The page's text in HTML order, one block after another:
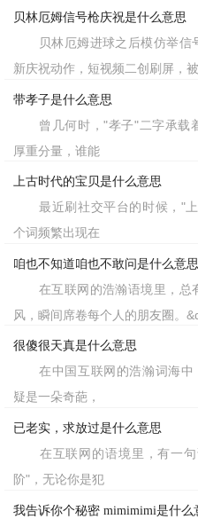
贝林厄姆信号枪庆祝是什么意思
贝林厄姆进球之后模仿举信
新庆祝动作，短视频二创刷屏，
带孝子是什么意思
曾几何时，"孝子"二字承载
厚重分量，谁能
上古时代的宝贝是什么意思
最近刷社交平台的时候，"上
个词频繁出现在
咱也不知道咱也不敢问是什么意思
在互联网的浩瀚语境里，总
风，瞬间席卷每个人的朋友圈。
很傻很天真是什么意思
在中国互联网的浩瀚词海中
疑是一朵奇葩，
已老实，求放过是什么意思
在互联网的语境里，有一句
阶"，无论你是犯
我告诉你个秘密 mimimimi是什么